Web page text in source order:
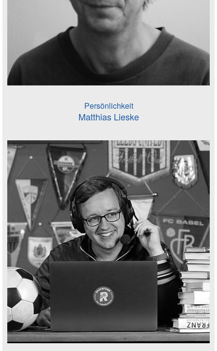
Persönlichkeit
Matthias Lieske